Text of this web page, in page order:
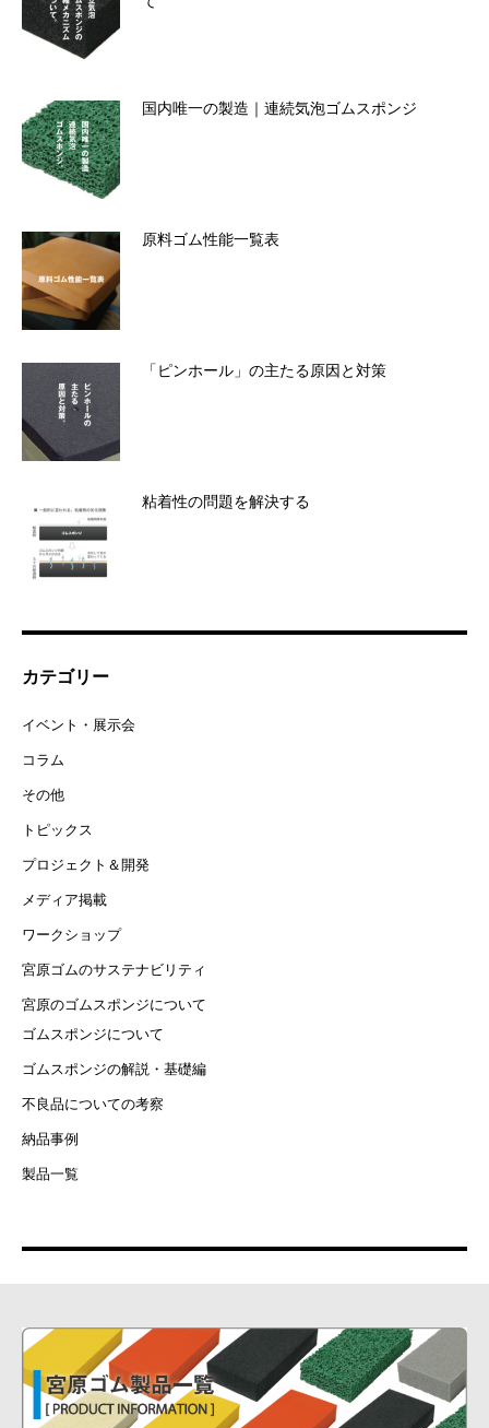
国内唯一の製造｜連続気泡ゴムスポンジ
原料ゴム性能一覧表
「ピンホール」の主たる原因と対策
粘着性の問題を解決する
カテゴリー
イベント・展示会
コラム
その他
トピックス
プロジェクト＆開発
メディア掲載
ワークショップ
宮原ゴムのサステナビリティ
宮原のゴムスポンジについて
ゴムスポンジについて
ゴムスポンジの解説・基礎編
不良品についての考察
納品事例
製品一覧